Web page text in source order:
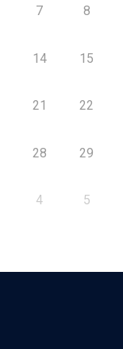
7 8
14 15
21 22
28 29
4 5